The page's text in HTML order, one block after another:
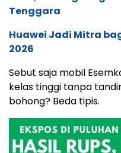
Tenggara
Huawei Jadi Mitra
2026
Sebut saja mobil
kelas tinggi tanpa
bohong? Beda tipis.